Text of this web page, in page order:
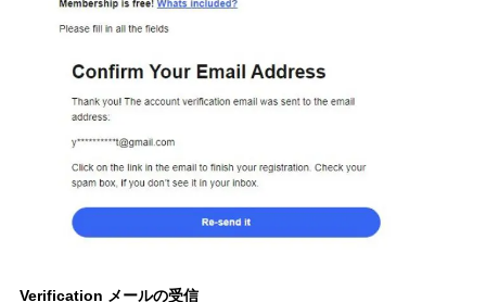
Verification メールの受信